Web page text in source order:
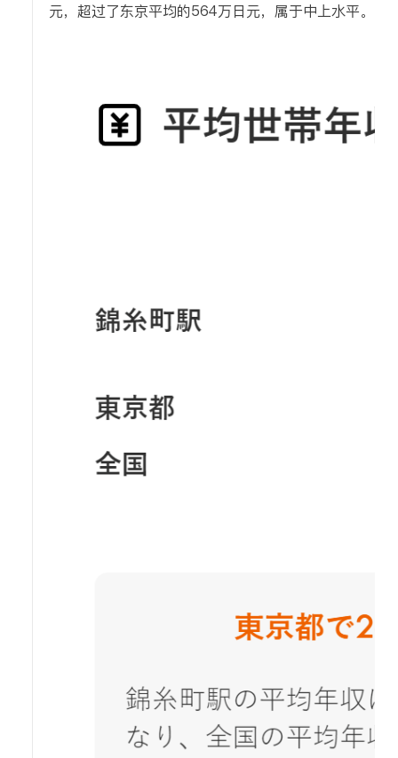
元，超过了东京平均的564万日元，属于中上水平。